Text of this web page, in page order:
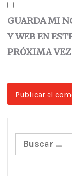
GUARDA MI
Y WEB EN
PRÓXIMA
Buscar: